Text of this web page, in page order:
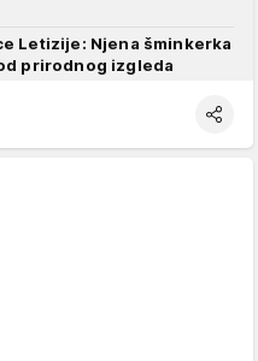
Letizije: Njena šminkerka
prirodnog izgleda